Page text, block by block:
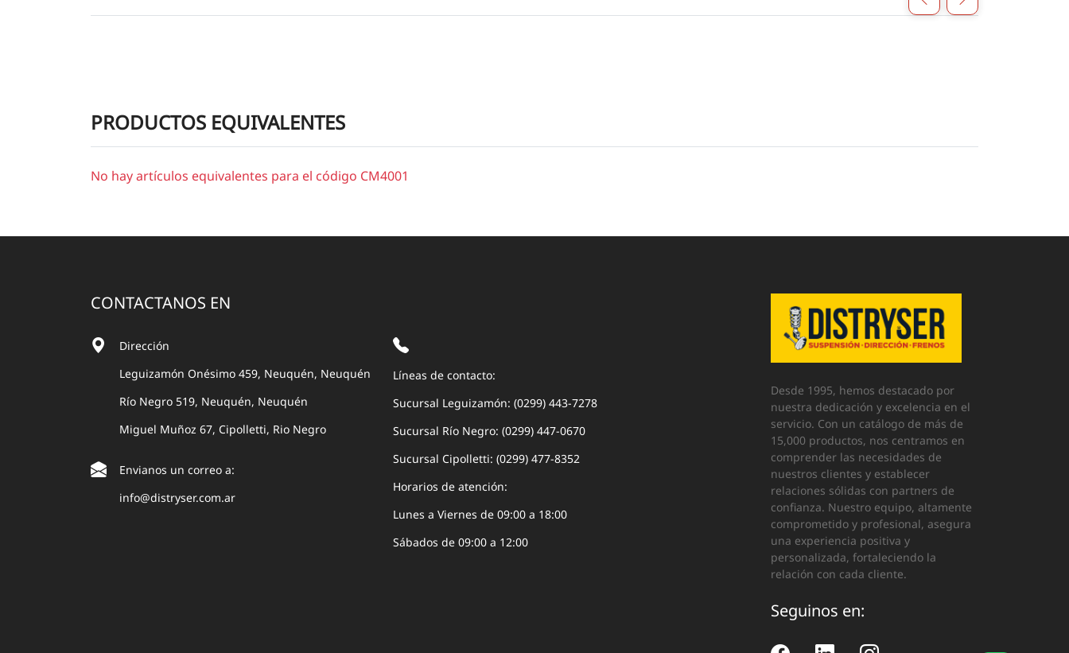
PRODUCTOS EQUIVALENTES
No hay artículos equivalentes para el código CM4001
CONTACTANOS EN
Dirección
Leguizamón Onésimo 459, Neuquén, Neuquén
Río Negro 519, Neuquén, Neuquén
Miguel Muñoz 67, Cipolletti, Rio Negro
Envianos un correo a:
info@distryser.com.ar
Líneas de contacto:
Sucursal Leguizamón: (0299) 443-7278
Sucursal Río Negro: (0299) 447-0670
Sucursal Cipolletti: (0299) 477-8352
Horarios de atención:
Lunes a Viernes de 09:00 a 18:00
Sábados de 09:00 a 12:00
Desde 1995, hemos destacado por
nuestra dedicación y excelencia en el
servicio. Con un catálogo de más de
15,000 productos, nos centramos en
comprender las necesidades de
nuestros clientes y establecer
relaciones sólidas con partners de
confianza. Nuestro equipo, altamente
comprometido y profesional, asegura
una experiencia positiva y
personalizada, fortaleciendo la
relación con cada cliente.
Seguinos en: